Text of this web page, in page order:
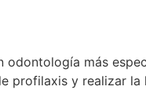
más
profilaxis y realizar la